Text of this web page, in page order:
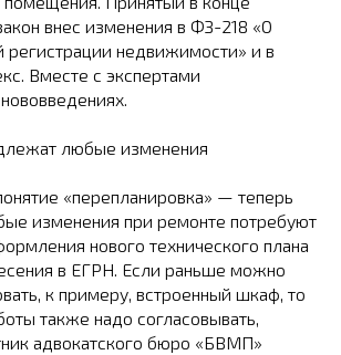
внес изменения в ФЗ-218 «О
регистрации недвижимости» и в
Вместе с экспертами
любые изменения
«перепланировка» — теперь
изменения при ремонте потребуют
нового технического плана
в ЕГРН. Если раньше можно
к примеру, встроенный шкаф, то
также надо согласовывать,
адвокатского бюро «БВМП»